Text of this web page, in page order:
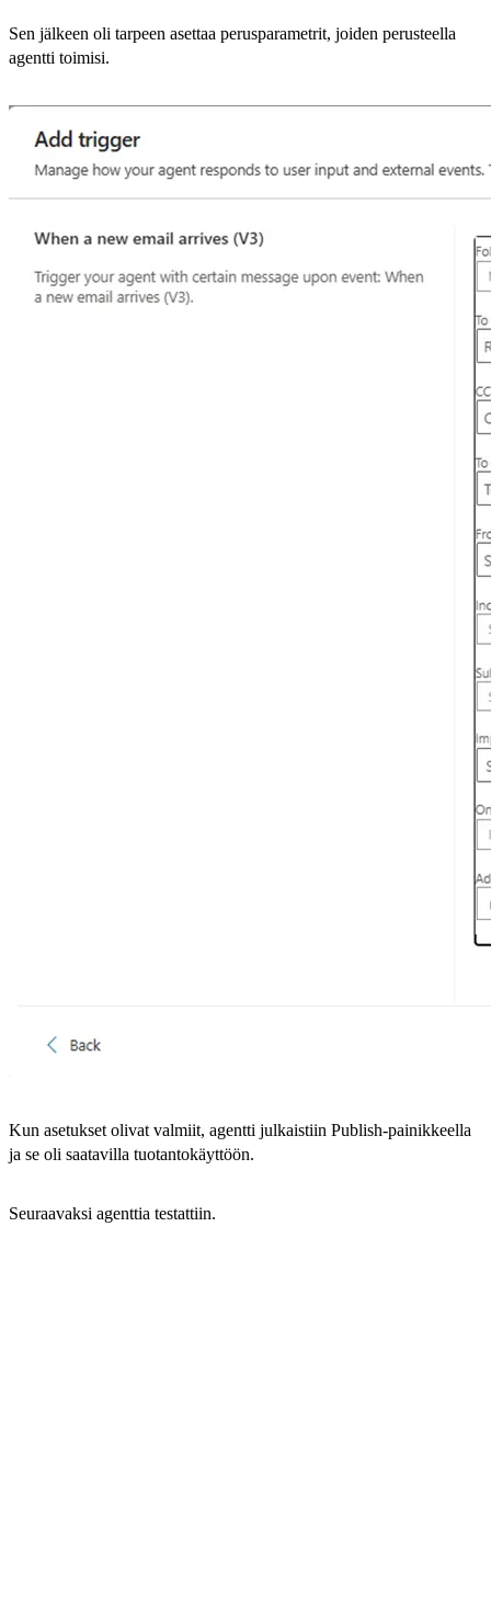
Sen jälkeen oli tarpeen asettaa perusparametrit, joiden perusteella
agentti toimisi.
Kun asetukset olivat valmiit, agentti julkaistiin Publish-painikkeella
ja se oli saatavilla tuotantokäyttöön.
Seuraavaksi agenttia testattiin.